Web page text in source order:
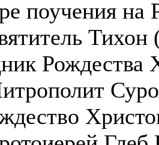
поучения на
Рождества